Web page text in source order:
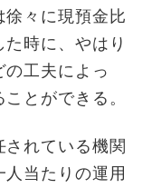
徐々に現預金比
時に、やはり
工夫によっ
とができる。
れている機関
当たりの運用